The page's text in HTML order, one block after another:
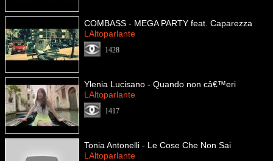
COMBASS - MEGA PARTY feat. Caparezza
LAltoparlante
1428
Ylenia Lucisano - Quando non câ€™eri
LAltoparlante
1417
Tonia Antonelli - Le Cose Che Non Sai
LAltoparlante